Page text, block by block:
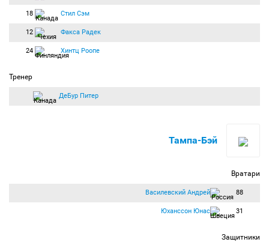
18 Стил Сэм
12 Факса Радек
24 Хинтц Роопе
Тренер
ДеБур Питер
Тампа-Бэй
Вратари
Василевский Андрей 88
Юханссон Юнас 31
Защитники